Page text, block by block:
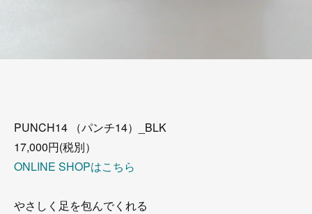
PUNCH14 （パンチ14）_BLK
17,000円(税別）
ONLINE SHOPはこちら
やさしく足を包んでくれる